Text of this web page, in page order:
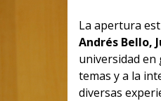
La apertura
Andrés Bello,
universidad en
temas y a la
diversas